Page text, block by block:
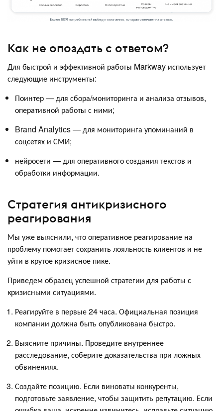
Как не опоздать с ответом?
Для быстрой и эффективной работы Markway использует
следующие инструменты:
Поинтер — для сбора/мониторинга и анализа отзывов,
оперативной работы с ними;
Brand Analytics — для мониторинга упоминаний в
соцсетях и СМИ;
нейросети — для оперативного создания текстов и
обработки информации.
Стратегия антикризисного
реагирования
Мы уже выяснили, что оперативное реагирование на
проблему помогает сохранить лояльность клиентов и не
уйти в крутое кризисное пике.
Приведем образец успешной стратегии для работы с
кризисными ситуациями.
Реагируйте в первые 24 часа. Официальная позиция
компании должна быть опубликована быстро.
Выясните причины. Проведите внутреннее
расследование, соберите доказательства при ложных
обвинениях.
Создайте позицию. Если виноваты конкуренты,
подготовьте заявление, чтобы защитить репутацию. Если